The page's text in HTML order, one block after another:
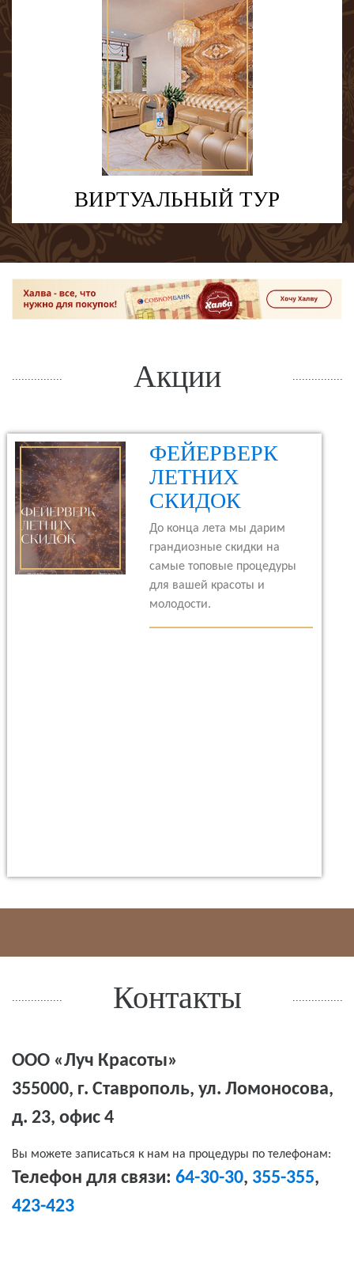
ВИРТУАЛЬНЫЙ ТУР
Акции
ФЕЙЕРВЕРК
ЛЕТНИХ
СКИДОК
До конца лета мы дарим
грандиозные скидки на
самые топовые процедуры
для вашей красоты и
молодости.
Контакты
ООО «Луч Красоты»
355000, г. Ставрополь, ул. Ломоносова,
д. 23, офис 4
Вы можете записаться к нам на процедуры по телефонам:
Телефон для связи: 64-30-30, 355-355,
423-423